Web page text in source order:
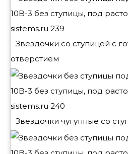
Звездочки со ступицей с
отверстием
Звездочки чугунные со